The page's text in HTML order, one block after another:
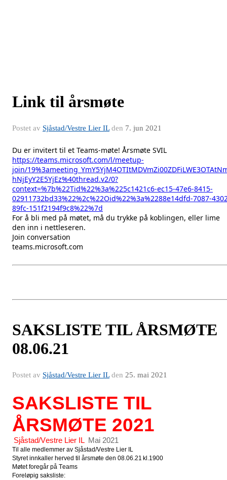
Link til årsmøte
Postet av Sjåstad/Vestre Lier ILden 7. jun 2021
Du er invitert til et Teams-møte! Årsmøte SVIL
https://teams.microsoft.com/l/meetup-
join/
hNjEyY2E5YjEz%40thread.v2/0?
context=%7b%22Tid%22%3a%225c1421c6-ec15-47e6-8415-
02911732bd33%22%2c%22Oid%22%3a%2288e14dfd-7087-
89fc-151f2194f9c8%22%7d
For å bli med på møtet, må du trykke på koblingen, eller lime
den inn i nettleseren.
Join conversation
teams.microsoft.com
SAKSLISTE TIL ÅRSMØTE
08.06.21
Postet av Sjåstad/Vestre Lier ILden 25. mai 2021
SAKSLISTE TIL
ÅRSMØTE 2021
Sjåstad/Vestre Lier IL Mai 2021
Til alle medlemmer av Sjåstad/Vestre Lier IL
Styret innkaller herved til årsmøte den 08.06.21 kl.1900
Møtet foregår på Teams
Foreløpig saksliste: